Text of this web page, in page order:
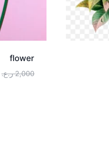
flower
2,000 ر.ع.